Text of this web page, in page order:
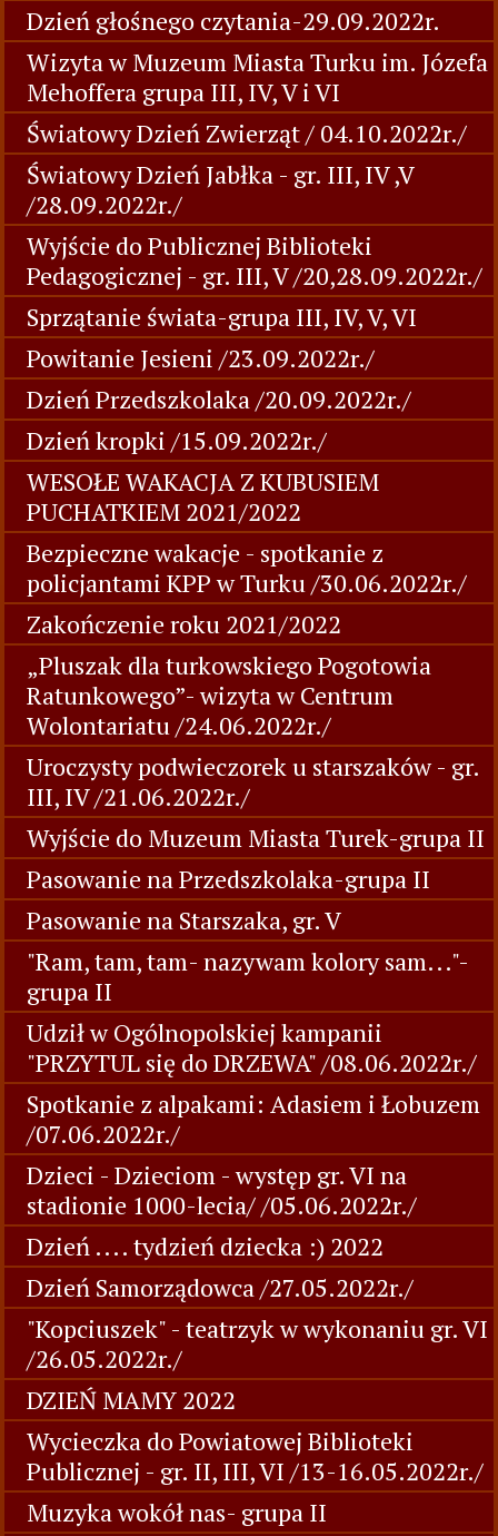
Dzień głośnego czytania-29.09.2022r.
Wizyta w Muzeum Miasta Turku im. Józefa
Mehoffera grupa III, IV, V i VI
Światowy Dzień Zwierząt / 04.10.2022r./
Światowy Dzień Jabłka - gr. III, IV ,V
/28.09.2022r./
Wyjście do Publicznej Biblioteki
Pedagogicznej - gr. III, V /20,28.09.2022r./
Sprzątanie świata-grupa III, IV, V, VI
Powitanie Jesieni /23.09.2022r./
Dzień Przedszkolaka /20.09.2022r./
Dzień kropki /15.09.2022r./
WESOŁE WAKACJA Z KUBUSIEM
PUCHATKIEM 2021/2022
Bezpieczne wakacje - spotkanie z
policjantami KPP w Turku /30.06.2022r./
Zakończenie roku 2021/2022
„Pluszak dla turkowskiego Pogotowia
Ratunkowego”- wizyta w Centrum
Wolontariatu /24.06.2022r./
Uroczysty podwieczorek u starszaków - gr.
III, IV /21.06.2022r./
Wyjście do Muzeum Miasta Turek-grupa II
Pasowanie na Przedszkolaka-grupa II
Pasowanie na Starszaka, gr. V
"Ram, tam, tam- nazywam kolory sam..."-
grupa II
Udził w Ogólnopolskiej kampanii
"PRZYTUL się do DRZEWA" /08.06.2022r./
Spotkanie z alpakami: Adasiem i Łobuzem
/07.06.2022r./
Dzieci - Dzieciom - występ gr. VI na
stadionie 1000-lecia/ /05.06.2022r./
Dzień .... tydzień dziecka :) 2022
Dzień Samorządowca /27.05.2022r./
"Kopciuszek" - teatrzyk w wykonaniu gr. VI
/26.05.2022r./
DZIEŃ MAMY 2022
Wycieczka do Powiatowej Biblioteki
Publicznej - gr. II, III, VI /13-16.05.2022r./
Muzyka wokół nas- grupa II